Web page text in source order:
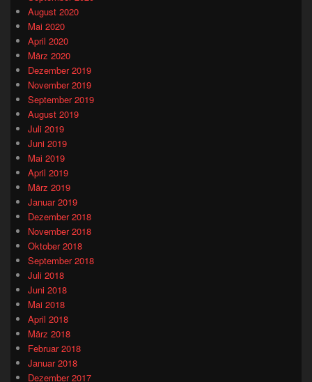
August 2020
Mai 2020
April 2020
März 2020
Dezember 2019
November 2019
September 2019
August 2019
Juli 2019
Juni 2019
Mai 2019
April 2019
März 2019
Januar 2019
Dezember 2018
November 2018
Oktober 2018
September 2018
Juli 2018
Juni 2018
Mai 2018
April 2018
März 2018
Februar 2018
Januar 2018
Dezember 2017